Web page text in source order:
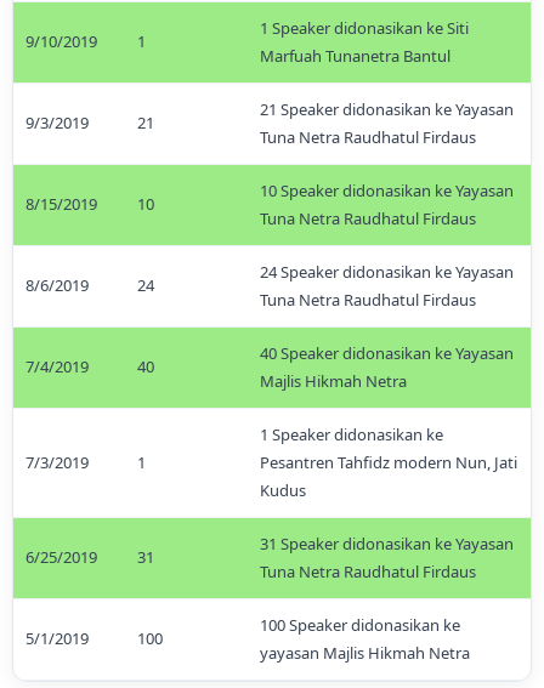
9/10/2019 1
1 Speaker didonasikan ke Siti
Marfuah Tunanetra Bantul
9/3/2019 21
21 Speaker didonasikan ke Yayasan
Tuna Netra Raudhatul Firdaus
8/15/2019 10
10 Speaker didonasikan ke Yayasan
Tuna Netra Raudhatul Firdaus
8/6/2019 24
24 Speaker didonasikan ke Yayasan
Tuna Netra Raudhatul Firdaus
7/4/2019 40
40 Speaker didonasikan ke Yayasan
Majlis Hikmah Netra
7/3/2019 1
1 Speaker didonasikan ke
Pesantren Tahfidz modern Nun, Jati
Kudus
6/25/2019 31
31 Speaker didonasikan ke Yayasan
Tuna Netra Raudhatul Firdaus
5/1/2019 100
100 Speaker didonasikan ke
yayasan Majlis Hikmah Netra